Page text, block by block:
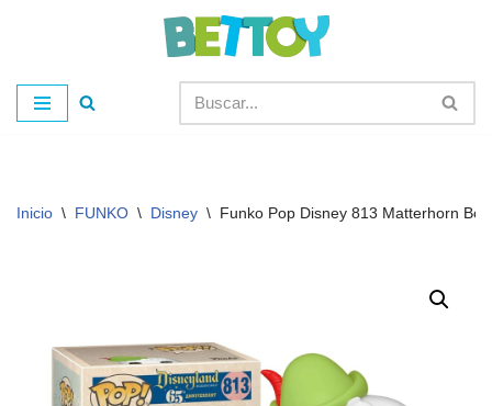
al
contenido
Inicio \ FUNKO \ Disney \ Funko Pop Disney 813 Matterhorn